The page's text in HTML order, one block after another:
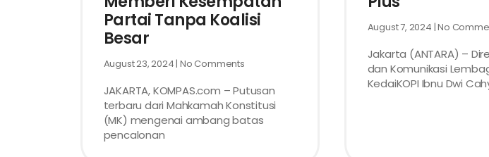
Partai Tanpa Koalisi
Besar
August 23, 2024 No Comments
JAKARTA, KOMPAS.com – Putusan
terbaru dari Mahkamah Konstitusi
(MK) mengenai ambang batas
pencalonan
August 7, 2024 No
Jakarta (ANTARA) –
dan Komunikasi
KedaiKOPI Ibnu Dwi